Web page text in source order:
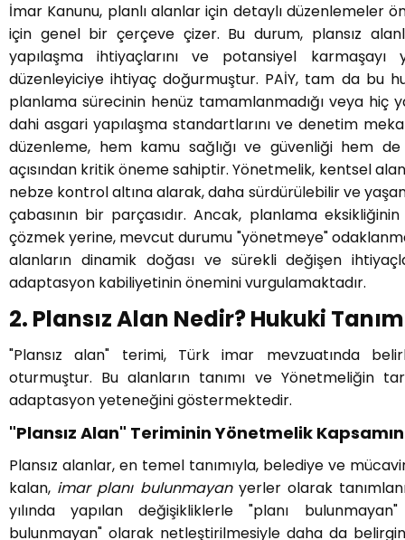
İmar Kanunu, planlı alanlar için detaylı düzenlemeler
için genel bir çerçeve çizer. Bu durum, plansız
yapılaşma ihtiyaçlarını ve potansiyel
düzenleyiciye ihtiyaç doğurmuştur. PAİY, tam da bu
planlama sürecinin henüz tamamlanmadığı veya hiç
dahi asgari yapılaşma standartlarını ve denetim
düzenleme, hem kamu sağlığı ve güvenliği hem
açısından kritik öneme sahiptir. Yönetmelik, kentsel
nebze kontrol altına alarak, daha sürdürülebilir ve
çabasının bir parçasıdır. Ancak, planlama
çözmek yerine, mevcut durumu "yönetmeye"
alanların dinamik doğası ve sürekli değişen
adaptasyon kabiliyetinin önemini vurgulamaktadır.
2. Plansız Alan Nedir? Hukuki
"Plansız alan" terimi, Türk imar mevzuatında
oturmuştur. Bu alanların tanımı ve Yönetmeliğin
adaptasyon yeteneğini göstermektedir.
"Plansız Alan" Teriminin Yönetmelik
Plansız alanlar, en temel tanımıyla, belediye ve
kalan, imar planı bulunmayanyerler olarak
yılında yapılan değişikliklerle "planı
bulunmayan" olarak netleştirilmesiyle daha da